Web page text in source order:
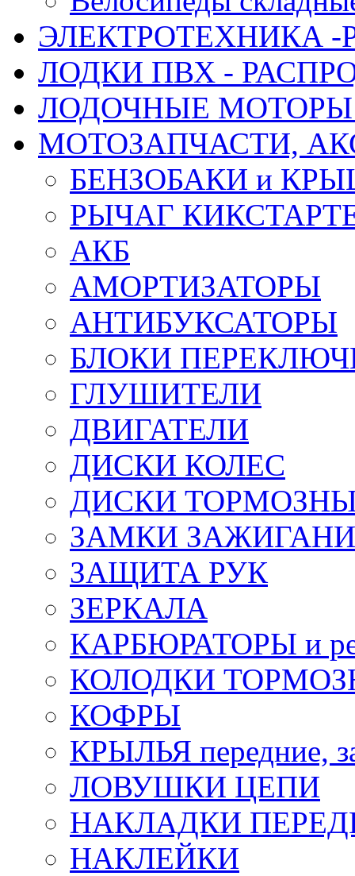
ЭЛЕКТРОТЕХНИКА
ЛОДКИ ПВХ -
ЛОДОЧНЫЕ
МОТОЗАПЧАСТИ,
БЕНЗОБАКИ и
РЫЧАГ
АКБ
АМОРТИЗАТОРЫ
АНТИБУКСАТОРЫ
БЛОКИ
ГЛУШИТЕЛИ
ДВИГАТЕЛИ
ДИСКИ КОЛЕС
ДИСКИ
ЗАМКИ
ЗАЩИТА РУК
ЗЕРКАЛА
КАРБЮРАТОРЫ и
КОЛОДКИ
КОФРЫ
КРЫЛЬЯ передние,
ЛОВУШКИ ЦЕПИ
НАКЛАДКИ
НАКЛЕЙКИ